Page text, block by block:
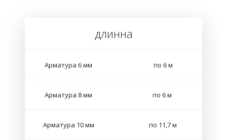
длинна
Арматура 6 мм по 6 м
Арматура 8 мм по 6 м
Арматура 10 мм по 11,7 м